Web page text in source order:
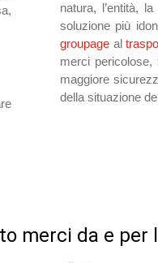
natura, l’entità,
soluzione più
groupage al
merci
maggiore
della situazione
merci da e per